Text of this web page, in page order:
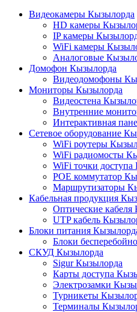
Видеокамеры Кызылорда
HD камеры
IP камеры
WiFi камеры
Аналоговые
Домофон Кызылорда
Видеодомофоны
Мониторы Кызылорда
Видеостена
Внутренние
Интерактивная
Сетевое оборудование
WiFi роутеры
WiFi радиомосты
WiFi точки
POE коммутатор
Маршрутизаторы
Кабельная продукция
Оптические кабеля
UTP кабель
Блоки питания
Блоки
СКУД Кызылорда
Sigur Кызылорда
Карты доступа
Электрозамки
Турникеты
Терминалы